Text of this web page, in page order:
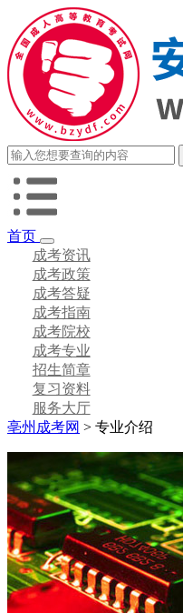
首页
成考资讯
成考政策
成考答疑
成考指南
成考院校
成考专业
招生简章
复习资料
服务大厅
亳州成考网 > 专业介绍